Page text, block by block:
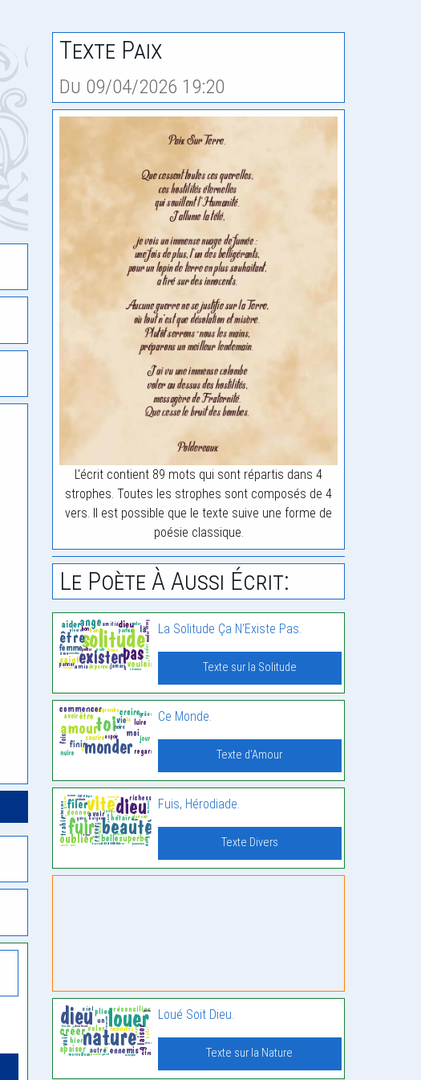
Texte Paix
Du 09/04/2026 19:20
L'écrit contient 89 mots qui sont répartis dans 4
strophes. Toutes les strophes sont composés de 4
vers. Il est possible que le texte suive une forme de
poésie classique.
Le Poète À Aussi Écrit:
La Solitude Ça N’Existe Pas.
Texte sur la Solitude
Ce Monde.
Texte d'Amour
Fuis, Hérodiade.
Texte Divers
Loué Soit Dieu.
Texte sur la Nature